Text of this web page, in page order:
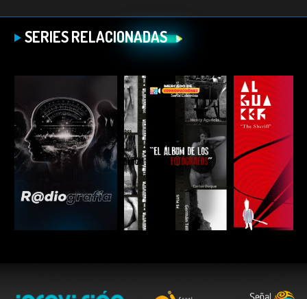
SERIES RELACIONADAS
ESCUCHAR